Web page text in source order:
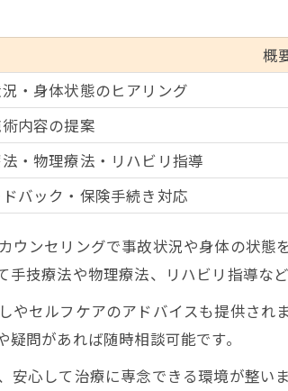
概
・身体状態のヒアリング
内容の提案
・物理療法・リハビリ指導
バック・保険手続き対応
ンセリングで事故状況や身体の状態
技療法や物理療法、リハビリ指導な
セルフケアのアドバイスも提供され
問があれば随時相談可能です。
心して治療に専念できる環境が整い